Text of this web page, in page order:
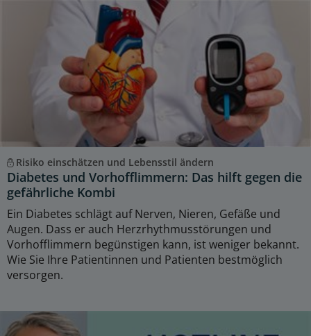
Risiko einschätzen und Lebensstil ändern
Diabetes und Vorhofflimmern: Das hilft gegen die
gefährliche Kombi
Ein Diabetes schlägt auf Nerven, Nieren, Gefäße und
Augen. Dass er auch Herzrhythmusstörungen und
Vorhofflimmern begünstigen kann, ist weniger bekannt.
Wie Sie Ihre Patientinnen und Patienten bestmöglich
versorgen.